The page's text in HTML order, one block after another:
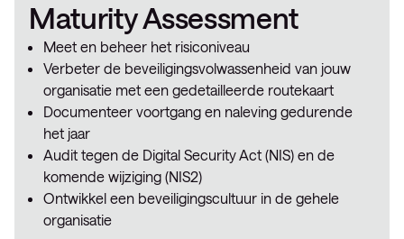
Maturity Assessment
Meet en beheer het risiconiveau
Verbeter de beveiligingsvolwassenheid van jouw
organisatie met een gedetailleerde routekaart
Documenteer voortgang en naleving gedurende
het jaar
Audit tegen de Digital Security Act (NIS) en de
komende wijziging (NIS2)
Ontwikkel een beveiligingscultuur in de gehele
organisatie